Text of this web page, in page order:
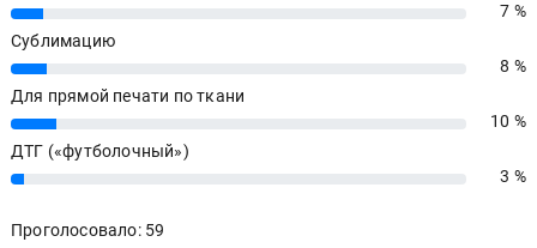
7%
7 %
Сублимацию
8%
8 %
Для прямой печати по ткани
10%
10 %
ДТГ («футболочный»)
3% 3 %
Проголосовало: 59